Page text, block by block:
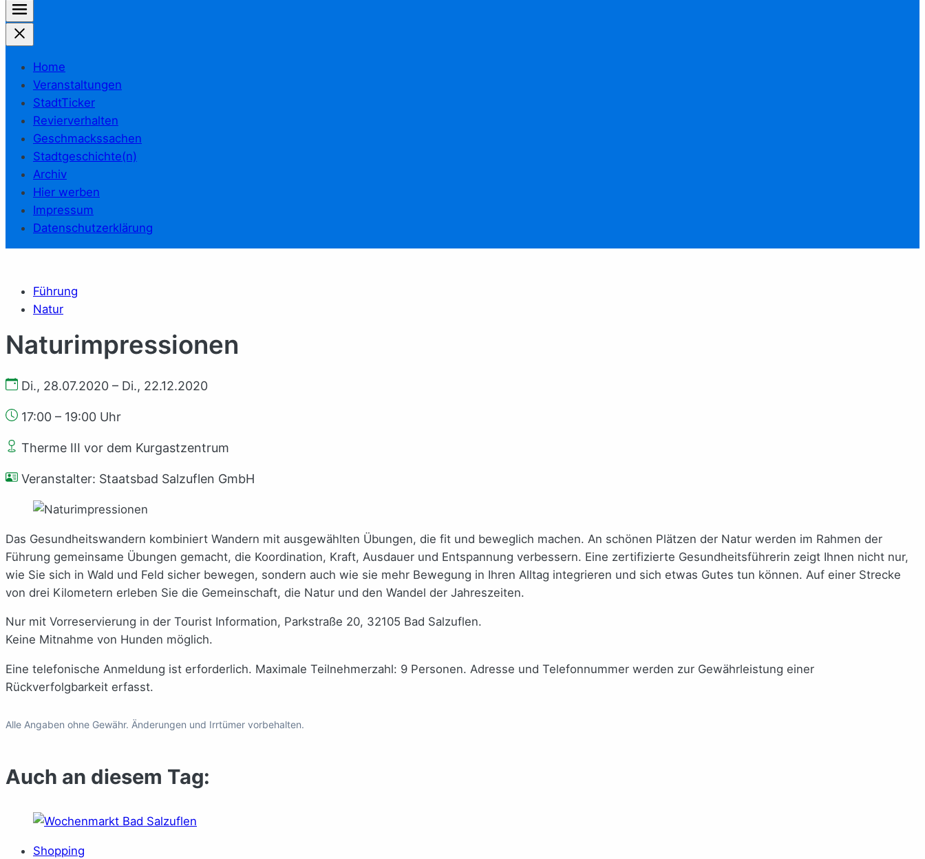
Home
Veranstaltungen
StadtTicker
Revierverhalten
Geschmackssachen
Stadtgeschichte(n)
Archiv
Hier werben
Impressum
Datenschutzerklärung
Führung
Natur
Na­tur­im­pres­sio­nen
Di., 28.07.2020 – Di., 22.12.2020
17:00 – 19:00 Uhr
Therme III vor dem Kurgastzentrum
Veranstalter: Staatsbad Salzuflen GmbH
Das Gesundheitswandern kombiniert Wandern mit ausgewählten Übungen, die fit und beweglich machen. An schönen Plätzen der Natur werden im Rahmen der
Führung gemeinsame Übungen gemacht, die Koordination, Kraft, Ausdauer und Entspannung verbessern. Eine zertifizierte Gesundheitsführerin zeigt Ihnen nicht nur,
wie Sie sich in Wald und Feld sicher bewegen, sondern auch wie sie mehr Bewegung in Ihren Alltag integrieren und sich etwas Gutes tun können. Auf einer Strecke
von drei Kilometern erleben Sie die Gemeinschaft, die Natur und den Wandel der Jahreszeiten.
Nur mit Vorreservierung in der Tourist Information, Parkstraße 20, 32105 Bad Salzuflen.
Keine Mitnahme von Hunden möglich.
Eine telefonische Anmeldung ist erforderlich. Maximale Teilnehmerzahl: 9 Personen. Adresse und Telefonnummer werden zur Gewährleistung einer
Rückverfolgbarkeit erfasst.
Alle Angaben ohne Gewähr. Änderungen und Irrtümer vorbehalten.
Auch an diesem Tag:
Shopping